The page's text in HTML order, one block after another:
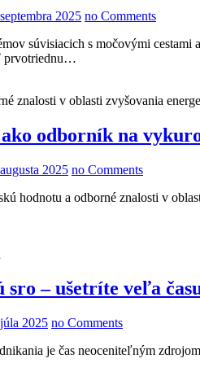
2025 no Comments
súvisiacich s močovými
prvotriednu…
odborník na
2025 no Comments
hodnotu a odborné znalosti v
sro – ušetríte veľa
2025 no Comments
je čas neoceniteľným